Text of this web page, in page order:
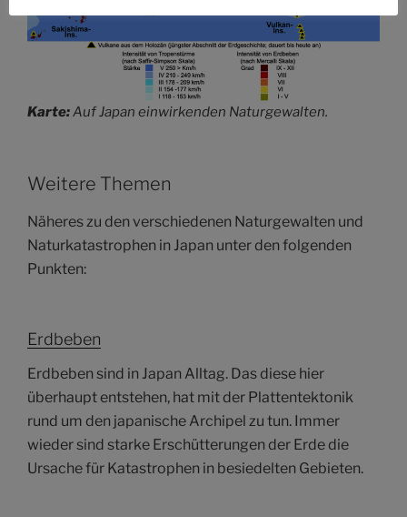
Karte:Auf Japan einwirkenden Naturgewalten.
Weitere Themen
Näheres zu den verschiedenen Naturgewalten und
Naturkatastrophen in Japan unter den folgenden
Punkten:
Erdbeben
Erdbeben sind in Japan Alltag. Das diese hier
überhaupt entstehen, hat mit der Plattentektonik
rund um den japanische Archipel zu tun. Immer
wieder sind starke Erschütterungen der Erde die
Ursache für Katastrophen in besiedelten Gebieten.